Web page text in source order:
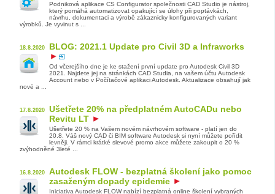
Podniková aplikace CS Configurator společnosti CAD Studio je nástroj,
který pomáhá automatizovat opakující se úlohy při poptávkách,
návrhu, dokumentaci a výrobě zákaznicky konfigurovaných variant
výrobků. Je vyvinut s ...
18.8.2020 BLOG: 2021.1 Update pro Civil 3D a Infraworks
Od včerejšího dne je ke stažení první update pro Autodesk Civil 3D
2021. Najdete jej na stránkách CAD Studia, na vašem účtu Autodesk
Account nebo v Počítačové aplikaci Autodesk. Aktualizace obsahují jak
nové a ...
17.8.2020
Ušetřete 20% na předplatném AutoCADu nebo
Revitu LT
Ušetřete 20 % na Vašem novém návrhovém software - platí jen do
20.8. Váš nový CAD či BIM software Autodesk si nyní můžete pořídit
levněji. V rámci krátké slevové promo akce můžete zakoupit o 20 %
zvýhodněné 3leté ...
16.8.2020
Autodesk FLOW - bezplatná školení jako pomoc
zasaženým dopady epidemie
Iniciativa Autodesk FLOW nabízí bezplatná online školení vybraných